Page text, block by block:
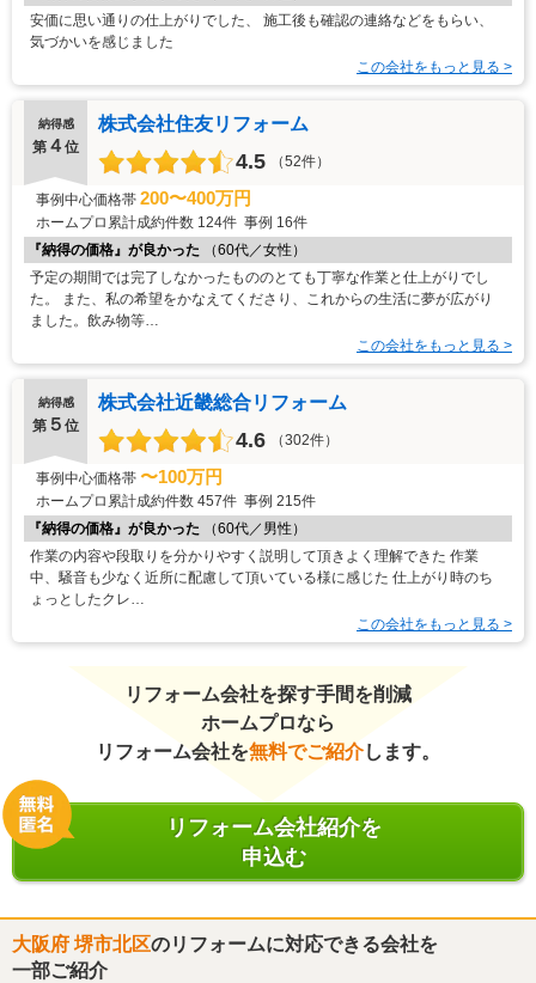
安価に思い通りの仕上がりでした、 施工後も確認の連絡などをもらい、
気づかいを感じました
この会社をもっと見る >
納得感
第 ４ 位
株式会社住友リフォーム
4.5 （52件）
事例中心価格帯 200〜400万円
ホームプロ累計成約件数 124件 事例 16件
『納得の価格』が良かった
（60代／女性）
予定の期間では完了しなかったもののとても丁寧な作業と仕上がりでし
た。 また、私の希望をかなえてくださり、これからの生活に夢が広がり
ました。飲み物等…
この会社をもっと見る >
納得感
第 ５ 位
株式会社近畿総合リフォーム
4.6 （302件）
事例中心価格帯 〜100万円
ホームプロ累計成約件数 457件 事例 215件
『納得の価格』が良かった
（60代／男性）
作業の内容や段取りを分かりやすく説明して頂きよく理解できた 作業
中、騒音も少なく近所に配慮して頂いている様に感じた 仕上がり時のち
ょっとしたクレ…
この会社をもっと見る >
リフォーム会社を探す手間を削減
ホームプロなら
リフォーム会社を無料でご紹介します。
リフォーム会社紹介を
申込む
大阪府 堺市北区のリフォームに対応できる会社を
一部ご紹介